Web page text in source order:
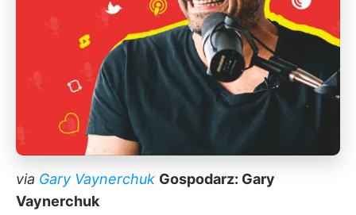
via Gary Vaynerchuk Gospodarz: Gary
Vaynerchuk